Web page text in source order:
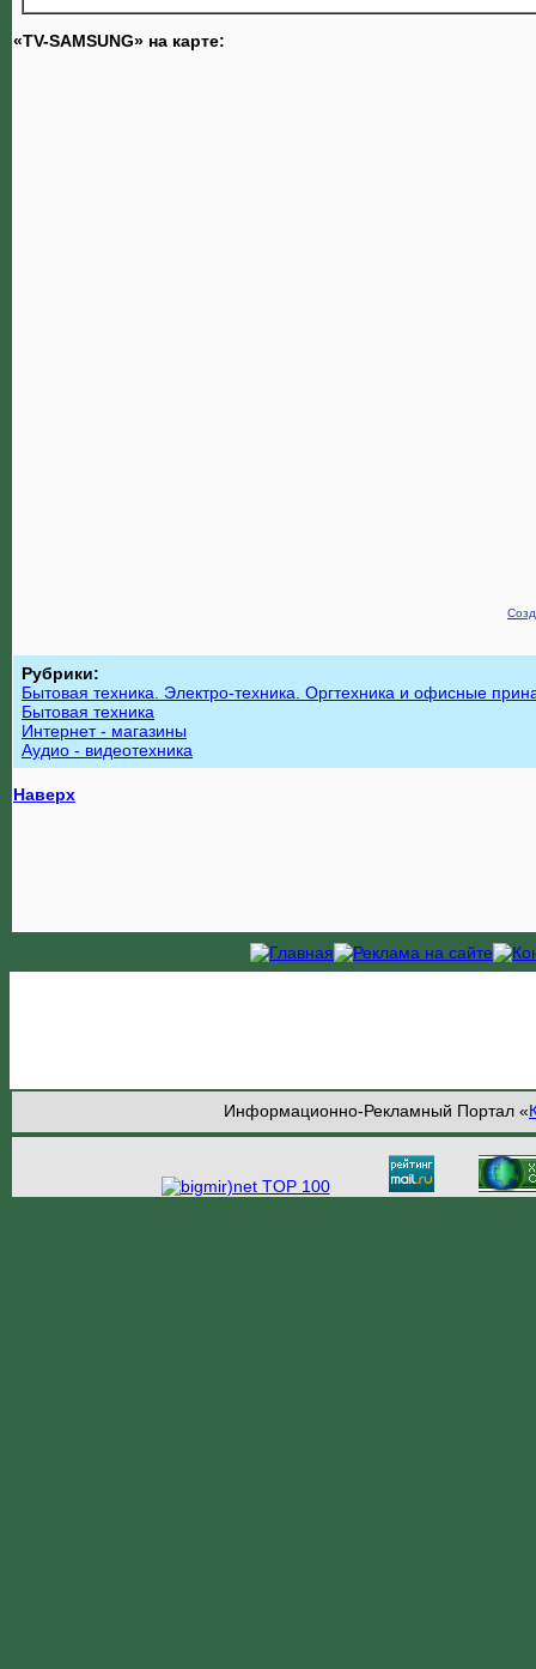
«TV-SAMSUNG» на карте:
Рубрики:
Бытовая техника. Электро-техника. Оргтехника и офисные
Бытовая техника
Интернет - магазины
Аудио - видеотехника
Наверх
Информационно-Рекламный Портал «